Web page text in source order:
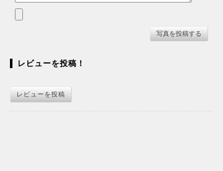
レビューを投稿！
レビューを投稿